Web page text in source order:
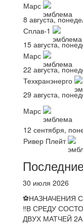
Марс
8 августа,
Сплав-1
15 августа,
Марс
22 августа,
Техкранэнерго
29 августа,
Марс
12 сентября,
Ривер Плейт
30 июля 2026
⚽НАЗНАЧЕНИЯ
‼В СРЕДУ
ДВУХ МАТЧЕЙ